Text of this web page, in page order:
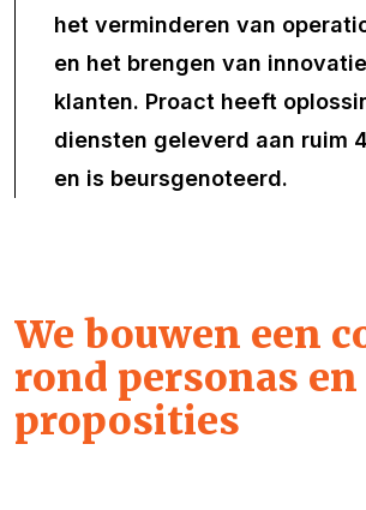
het verminderen van
en het brengen van
klanten. Proact heeft
diensten geleverd aan ruim
en is beursgenoteerd.
We bouwen een
rond personas en
proposities